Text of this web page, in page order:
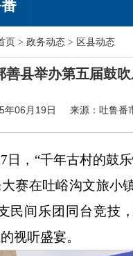
页 > 政务动态 > 区县动态
善县举办第五届鼓
年06月19日 来源：吐鲁番
日，“千年古村的鼓
赛在吐峪沟文旅小
民间乐团同台竞技
视听盛宴。